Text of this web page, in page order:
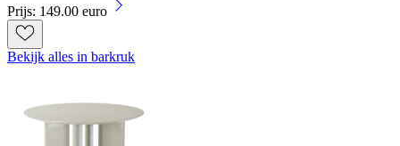
Prijs: 149.00 euro
Bekijk alles in barkruk